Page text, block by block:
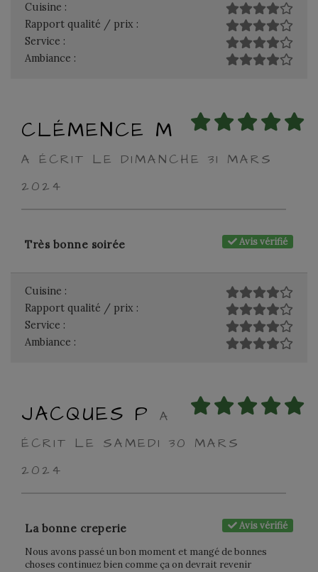
Cuisine :
Rapport qualité / prix :
Service :
Ambiance :
CLÉMENCE M
A ÉCRIT LE DIMANCHE 31 MARS
2024
Avis vérifié
Très bonne soirée
Cuisine :
Rapport qualité / prix :
Service :
Ambiance :
JACQUES P
A
ÉCRIT LE SAMEDI 30 MARS
2024
Avis vérifié
La bonne creperie
Nous avons passé un bon moment et mangé de bonnes
choses continuez bien comme ça on devrait revenir